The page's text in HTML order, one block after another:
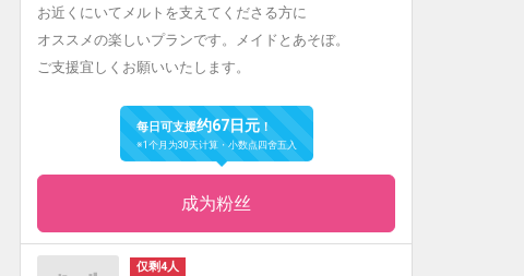
お近くにいてメルトを支えてくださる方に
オススメの楽しいプランです。メイドとあそぼ。
ご支援宜しくお願いいたします。
每日可支援约67日元！
※1个月为30天计算・小数点四舍五入
成为粉丝
仅剩4人